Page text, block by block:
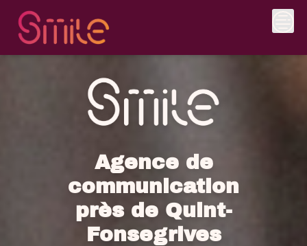
content
Agence de
communication
près de Quint-
Fonsegrives